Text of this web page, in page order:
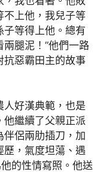
不上他，我兒子等
等得上他。總有
腿泥！”他們一路
抗惡霸田主的故事
人好漢典範，也是
繼續了父親正派
侶兩肋插刀，加
歷，氣度坦蕩、遇
的性情寫照。他送